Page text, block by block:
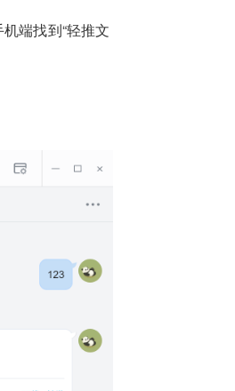
端找到“轻推文